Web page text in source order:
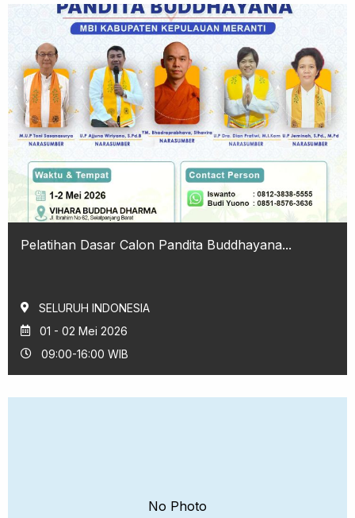
Pelatihan Dasar Calon Pandita Buddhayana...
SELURUH INDONESIA
01 - 02 Mei 2026
09:00-16:00 WIB
No Photo